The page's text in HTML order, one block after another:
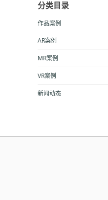
分类目录
作品案例
AR案例
MR案例
VR案例
新闻动态